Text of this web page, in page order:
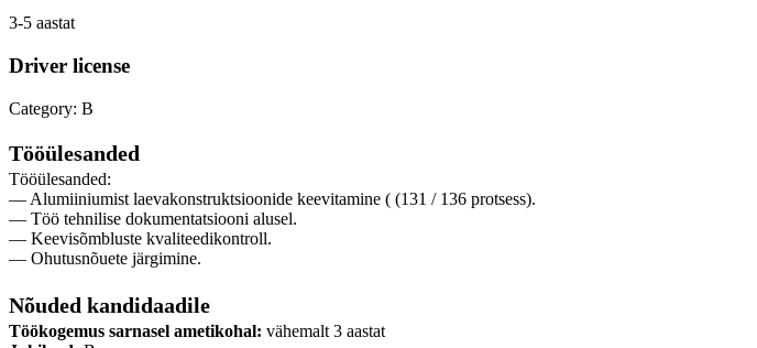
3-5 aastat
Driver license
Category: B
Tööülesanded
Tööülesanded:
— Alumiiniumist laevakonstruktsioonide keevitamine ( (131 / 136 protsess).
— Töö tehnilise dokumentatsiooni alusel.
— Keevisõmbluste kvaliteedikontroll.
— Ohutusnõuete järgimine.
Nõuded kandidaadile
Töökogemus sarnasel ametikohal: vähemalt 3 aastat